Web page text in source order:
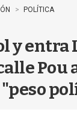
POLÍTICA
y entra
Pou